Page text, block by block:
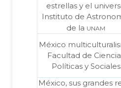
estrellas y el
Instituto de
de la unam
México
Facultad de
Políticas y Sociales
México, sus grandes